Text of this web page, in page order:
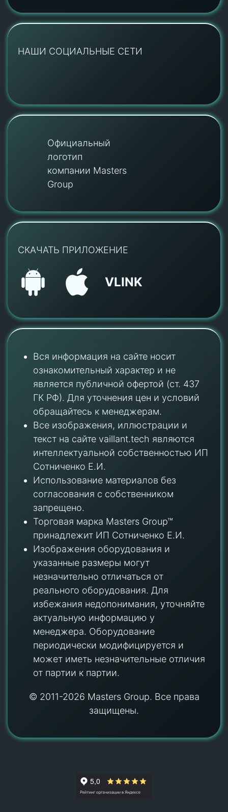
НАШИ СОЦИАЛЬНЫЕ СЕТИ
Официальный
логотип
компании Masters
Group
СКАЧАТЬ ПРИЛОЖЕНИЕ
VLINK
Вся информация на сайте носит
ознакомительный характер и не
является публичной офертой (ст. 437
ГК РФ). Для уточнения цен и условий
обращайтесь к менеджерам.
Все изображения, иллюстрации и
текст на сайте vaillant.tech являются
интеллектуальной собственностью ИП
Сотниченко Е.И.
Использование материалов без
согласования с собственником
запрещено.
Торговая марка Masters Group™
принадлежит ИП Сотниченко Е.И.
Изображения оборудования и
указанные размеры могут
незначительно отличаться от
реального оборудования. Для
избежания недопонимания, уточняйте
актуальную информацию у
менеджера. Оборудование
периодически модифицируется и
может иметь незначительные отличия
от партии к партии.
© 2011-2026 Masters Group. Все права
защищены.